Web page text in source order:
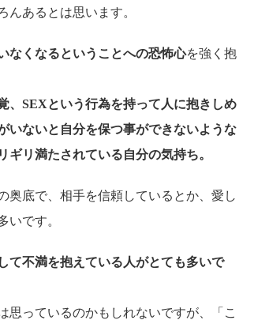
んあるとは思います。
なくなるということへの恐怖心を強く抱
、SEXという行為を持って人に抱きしめ
いないと自分を保つ事ができないような
リ満たされている自分の気持ち。
奥底で、相手を信頼しているとか、愛し
いです。
て不満を抱えている人がとても多いで
っているのかもしれないですが、「こ